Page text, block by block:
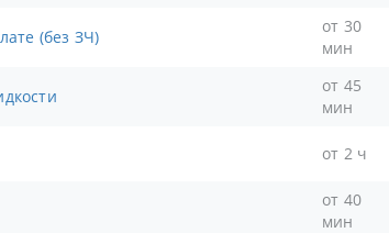
(без ЗЧ)
от 30
мин
от 45
мин
от 2 ч
от 40
мин